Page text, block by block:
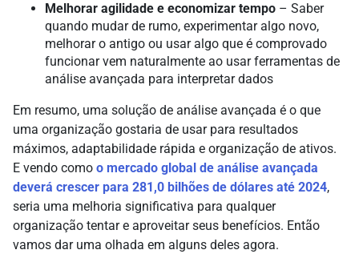
Melhorar agilidade e economizar tempo – Saber
quando mudar de rumo, experimentar algo novo,
melhorar o antigo ou usar algo que é comprovado
funcionar vem naturalmente ao usar ferramentas de
análise avançada para interpretar dados
Em resumo, uma solução de análise avançada é o que
uma organização gostaria de usar para resultados
máximos, adaptabilidade rápida e organização de ativos.
E vendo como o mercado global de análise avançada
deverá crescer para 281,0 bilhões de dólares até 2024,
seria uma melhoria significativa para qualquer
organização tentar e aproveitar seus benefícios. Então
vamos dar uma olhada em alguns deles agora.